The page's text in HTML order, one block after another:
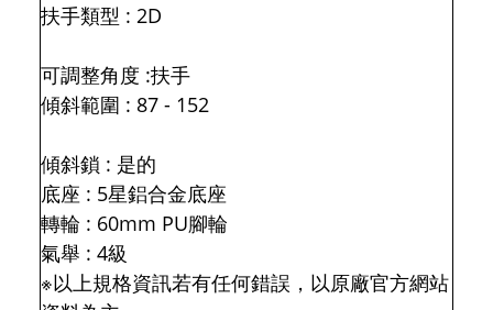
扶手類型 : 2D
可調整角度 :扶手
傾斜範圍 : 87 - 152
傾斜鎖 : 是的
底座 : 5星鋁合金底座
轉輪 : 60mm PU腳輪
氣舉 : 4級
※以上規格資訊若有任何錯誤，以原廠官方網站